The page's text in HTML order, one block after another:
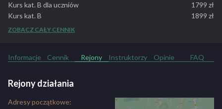
Kurs kat. B dla uczniów
1799 zł
Kurs kat. B
1899 zł
Kurs kat. B przyspieszony
Jazdy doszkalające kat. B dla kursantów
60 zł
ZOBACZ CAŁY CENNIK
Informacje Cennik Rejony Instruktorzy Opinie FAQ
Rejony działania
Adresy początkowe: